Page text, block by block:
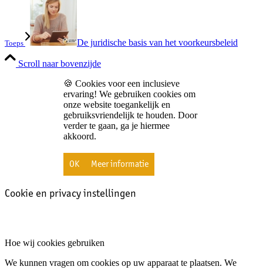
Toeps De juridische basis van het voorkeursbeleid
Scroll naar bovenzijde
🍪 Cookies voor een inclusieve
ervaring! We gebruiken cookies om
onze website toegankelijk en
gebruiksvriendelijk te houden. Door
verder te gaan, ga je hiermee
akkoord.
OK Meer informatie
Cookie en privacy instellingen
Hoe wij cookies gebruiken
We kunnen vragen om cookies op uw apparaat te plaatsen. We